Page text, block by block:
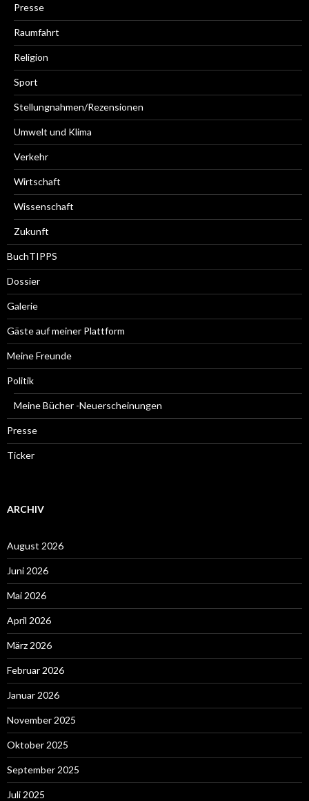
Presse
Raumfahrt
Religion
Sport
Stellungnahmen/Rezensionen
Umwelt und Klima
Verkehr
Wirtschaft
Wissenschaft
Zukunft
BuchTIPPS
Dossier
Galerie
Gäste auf meiner Plattform
Meine Freunde
Politik
Meine Bücher -Neuerscheinungen
Presse
Ticker
ARCHIV
August 2026
Juni 2026
Mai 2026
April 2026
März 2026
Februar 2026
Januar 2026
November 2025
Oktober 2025
September 2025
Juli 2025